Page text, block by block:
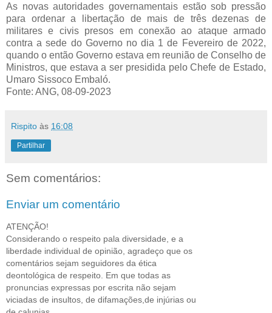
As novas autoridades governamentais estão sob pressão
para ordenar a libertação de mais de três dezenas de
militares e civis presos em conexão ao ataque armado
contra a sede do Governo no dia 1 de Fevereiro de 2022,
quando o então Governo estava em reunião de Conselho de
Ministros, que estava a ser presidida pelo Chefe de Estado,
Umaro Sissoco Embaló.
Fonte: ANG, 08-09-2023
Rispito às 16:08
Partilhar
Sem comentários:
Enviar um comentário
ATENÇÃO!
Considerando o respeito pala diversidade, e a
liberdade individual de opinião, agradeço que os
comentários sejam seguidores da ética
deontológica de respeito. Em que todas as
pronuncias expressas por escrita não sejam
viciadas de insultos, de difamações,de injúrias ou